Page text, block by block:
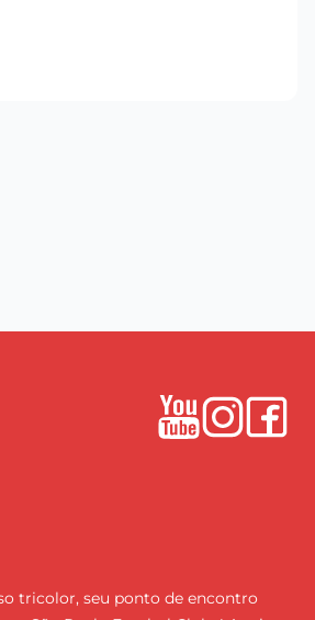
tricolor, seu ponto de encontro